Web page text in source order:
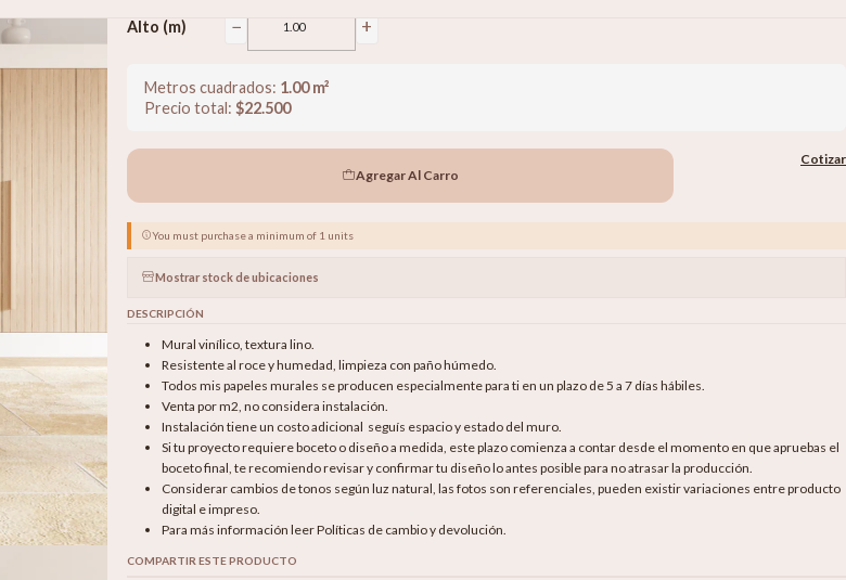
Alto (m) − +
Metros cuadrados: 1.00m²
Precio total: $22.500
Agregar Al Carro
Cotizar
You must purchase a minimum of 1 units
Mostrar stock de ubicaciones
DESCRIPCIÓN
Mural vinílico, textura lino.
Resistente al roce y humedad, limpieza con paño húmedo.
Todos mis papeles murales se producen especialmente para ti en un plazo de 5 a 7 días hábiles.
Venta por m2, no considera instalación.
Instalación tiene un costo adicional seguís espacio y estado del muro.
Si tu proyecto requiere boceto o diseño a medida, este plazo comienza a contar desde el momento en que apruebas el
boceto final, te recomiendo revisar y confirmar tu diseño lo antes posible para no atrasar la producción.
Considerar cambios de tonos según luz natural, las fotos son referenciales, pueden existir variaciones entre producto
digital e impreso.
Para más información leer Políticas de cambio y devolución.
COMPARTIR ESTE PRODUCTO